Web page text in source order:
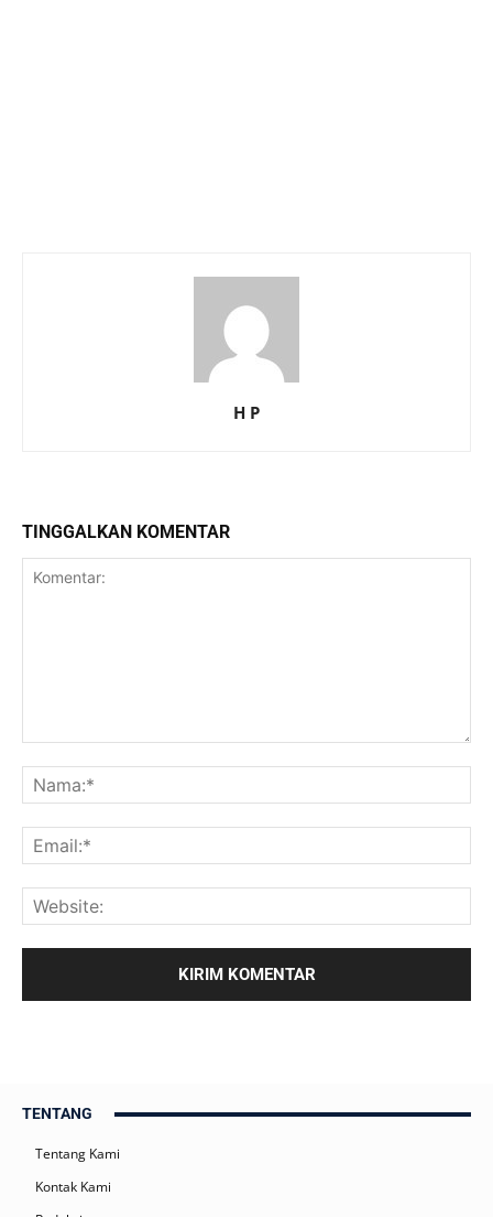
H P
TINGGALKAN KOMENTAR
TENTANG
Tentang Kami
Kontak Kami